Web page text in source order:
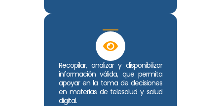
Recopilar, analizar y disponibilizar
información válida, que permita
apoyar en la toma de decisiones
en materias de telesalud y salud
digital.